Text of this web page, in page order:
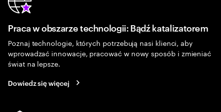
Praca w obszarze technologii: Bądź katalizatorem
Poznaj technologie, których potrzebują nasi klienci, aby
wprowadzać innowacje, pracować w nowy sposób i zmieniać
świat na lepsze.
Dowiedz się więcej